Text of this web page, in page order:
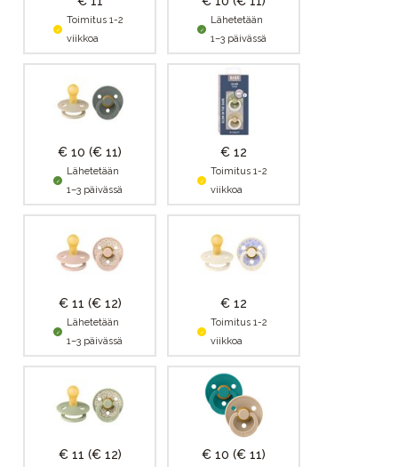
Toimitus 1-2
viikkoa
Lähetetään
1–3 päivässä
€ 10 (€ 11)
Lähetetään
1–3 päivässä
€ 12
Toimitus 1-2
viikkoa
€ 11 (€ 12)
Lähetetään
1–3 päivässä
€ 12
Toimitus 1-2
viikkoa
€ 11 (€ 12) € 10 (€ 11)